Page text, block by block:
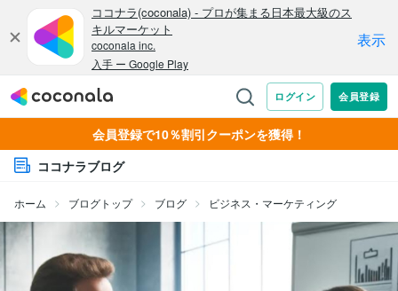
会員登録で10％割引クーポンを獲得！
ココナラブログ
ホーム ブログトップ ブログ ビジネス・マーケティング